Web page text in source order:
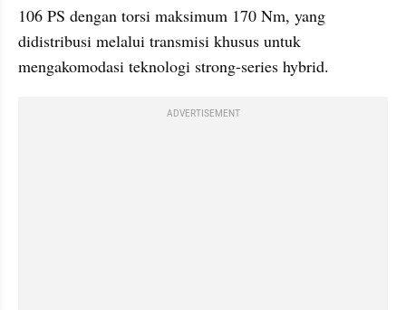
106 PS dengan torsi maksimum 170 Nm, yang
didistribusi melalui transmisi khusus untuk
mengakomodasi teknologi strong-series hybrid.
ADVERTISEMENT